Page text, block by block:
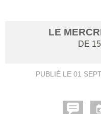
LE
DE
PUBLIÉ LE 01